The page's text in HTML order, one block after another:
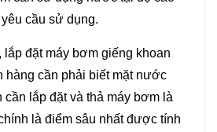
cầu sử dụng.
lắp đặt máy bơm giếng khoan
hàng cần phải biết mặt nước
cần lắp đặt và thả máy bơm là
là điểm sâu nhất được tính